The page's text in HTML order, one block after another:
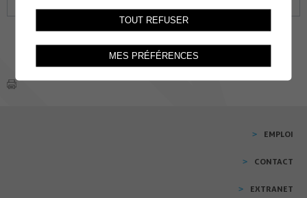
EMPLOI
CONTACT
EXTRANET
TOUT REFUSER
MES PRÉFÉRENCES